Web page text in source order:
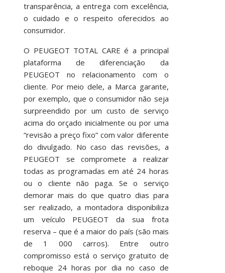
transparência, a entrega com excelência,
o cuidado e o respeito oferecidos ao
consumidor.
O PEUGEOT TOTAL CARE é a principal
plataforma de diferenciação da
PEUGEOT no relacionamento com o
cliente. Por meio dele, a Marca garante,
por exemplo, que o consumidor não seja
surpreendido por um custo de serviço
acima do orçado inicialmente ou por uma
“revisão a preço fixo” com valor diferente
do divulgado. No caso das revisões, a
PEUGEOT se compromete a realizar
todas as programadas em até 24 horas
ou o cliente não paga. Se o serviço
demorar mais do que quatro dias para
ser realizado, a montadora disponibiliza
um veículo PEUGEOT da sua frota
reserva – que é a maior do país (são mais
de 1 000 carros). Entre outro
compromisso está o serviço gratuito de
reboque 24 horas por dia no caso de